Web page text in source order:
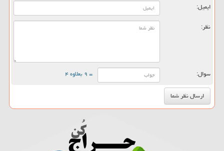
ایمیل:
نظر:
سوال: = ۹ بعلاوه ۴